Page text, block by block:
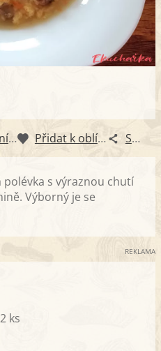
Zapsat do nutričního diáře Přidat k oblíbeným Sdílet
polévka s výraznou chutí
Výborný je se
REKLAMA
ks